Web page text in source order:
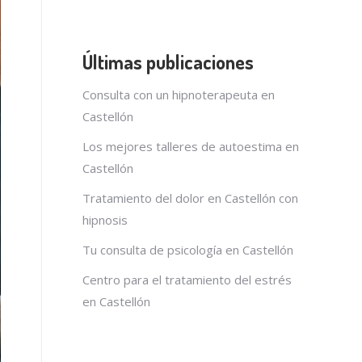
Últimas publicaciones
Consulta con un hipnoterapeuta en
Castellón
Los mejores talleres de autoestima en
Castellón
Tratamiento del dolor en Castellón con
hipnosis
Tu consulta de psicología en Castellón
Centro para el tratamiento del estrés
en Castellón